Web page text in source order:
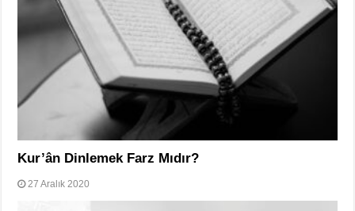
Kur’ân Dinlemek Farz Mıdır?
27 Aralık 2020